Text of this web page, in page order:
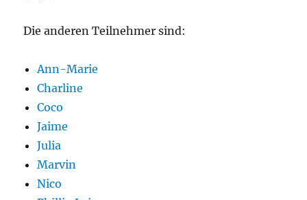
Die anderen Teilnehmer sind:
Ann-Marie
Charline
Coco
Jaime
Julia
Marvin
Nico